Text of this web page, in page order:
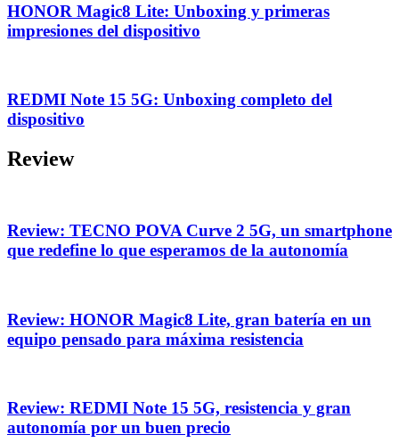
HONOR Magic8 Lite: Unboxing y primeras
impresiones del dispositivo
REDMI Note 15 5G: Unboxing completo del
dispositivo
Review
Review: TECNO POVA Curve 2 5G, un smartphone
que redefine lo que esperamos de la autonomía
Review: HONOR Magic8 Lite, gran batería en un
equipo pensado para máxima resistencia
Review: REDMI Note 15 5G, resistencia y gran
autonomía por un buen precio